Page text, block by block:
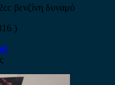
βενζίνη δυναμό
)